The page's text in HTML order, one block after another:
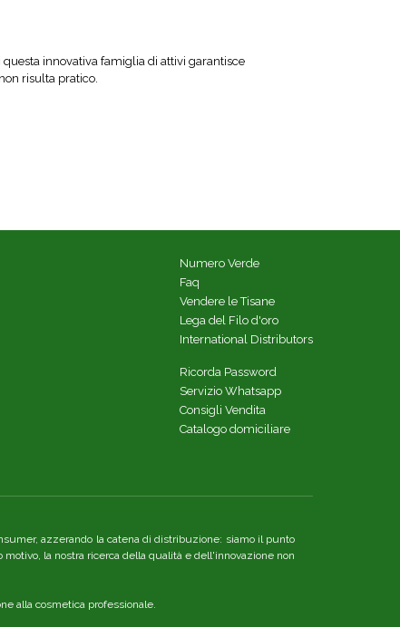
innovativa famiglia di attivi garantisce
risulta pratico.
Numero Verde
Faq
Vendere le Tisane
Lega del Filo d'oro
International Distributors
Ricorda Password
Servizio Whatsapp
Consigli Vendita
Catalogo domiciliare
azzerando la catena di distribuzione: siamo il punto
la nostra ricerca della qualità e dell'innovazione non
alla cosmetica professionale.